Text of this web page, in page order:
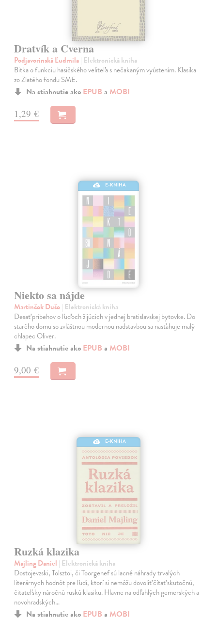
Dratvík a Cverna
Podjavorinská Ľudmila| Elektronická kniha
Bitka o funkciu hasičského veliteľa s nečakaným vyústením. Klasika
zo Zlatého fondu SME.
Na stiahnutie ako EPUB a MOBI
1,29 €
E-KNIHA
Niekto sa nájde
Martinčok Dušo| Elektronická kniha
Desať príbehov o ľuďoch žijúcich v jednej bratislavskej bytovke. Do
starého domu so zvláštnou modernou nadstavbou sa nasťahuje malý
chlapec Oliver.
Na stiahnutie ako EPUB a MOBI
9,00 €
E-KNIHA
Ruzká klazika
Majling Daniel | Elektronická kniha
Dostojevzski, Tolsztoi, či Toorgenef sú lacné náhrady trvalých
literárnych hodnôt pre ľudí, ktorí si nemôžu dovoliť čítať skutočnú,
čitateľsky náročnú ruskú klasiku. Hlavne na odľahlých gemerských a
novohradských…
Na stiahnutie ako EPUB a MOBI